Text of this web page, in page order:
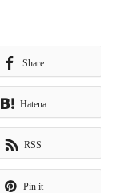
Share
Hatena
RSS
Pin it